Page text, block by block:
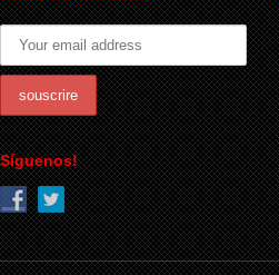
Síguenos!